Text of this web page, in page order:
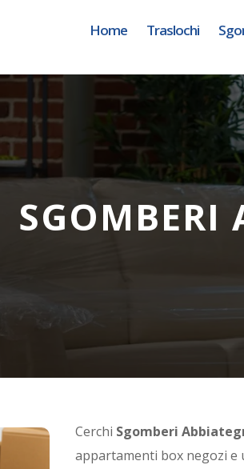
Home Traslochi
SGOMBERI
Cerchi Sgomberi
appartamenti box negozi e